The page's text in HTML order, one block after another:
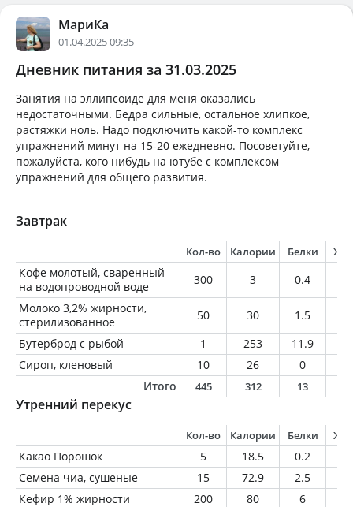
МариКа
01.04.2025 09:35
Дневник питания за 31.03.2025
Занятия на эллипсоиде для меня оказались
недостаточными. Бедра сильные, остальное хлипкое,
растяжки ноль. Надо подключить какой-то комплекс
упражнений минут на 15-20 ежедневно. Посоветуйте,
пожалуйста, кого нибудь на ютубе с комплексом
упражнений для общего развития.
Завтрак
Кол-во Калории Белки
Кофе молотый, сваренный
на водопроводной воде
300 3 0.4
Молоко 3,2% жирности,
стерилизованное
50 30 1.5
Бутерброд с рыбой
1 253 11.9
Сироп, кленовый
10 26 0
Итого
445 312 13
Утренний перекус
Кол-во Калории Белки
Какао Порошок 5 18.5 0.2
Семена чиа, сушеные
15 72.9 2.5
Кефир 1% жирности
200 80 6